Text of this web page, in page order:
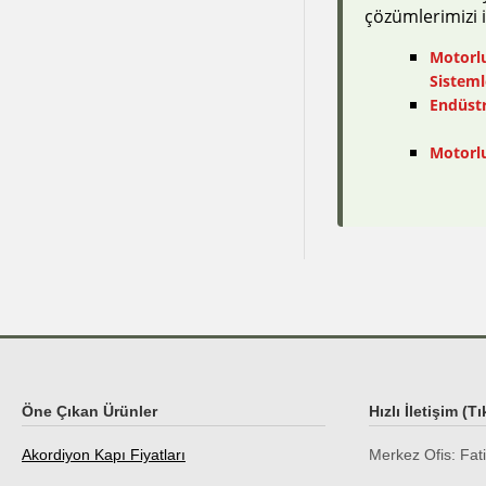
çözümlerimizi
Öne Çıkan Ürünler
Akordiyon Kapı Fiyatları
Hızlı İletişim
Merkez Ofis: